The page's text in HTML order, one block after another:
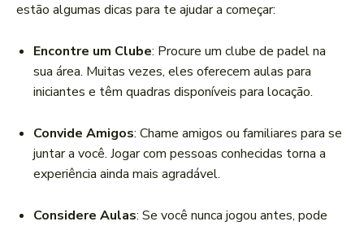
estão algumas dicas para te ajudar a começar:
Encontre um Clube: Procure um clube de padel na
sua área. Muitas vezes, eles oferecem aulas para
iniciantes e têm quadras disponíveis para locação.
Convide Amigos: Chame amigos ou familiares para se
juntar a você. Jogar com pessoas conhecidas torna a
experiência ainda mais agradável.
Considere Aulas: Se você nunca jogou antes, pode